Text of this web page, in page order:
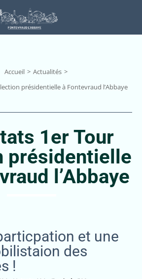
Accueil
Actualités
présidentielle à Fontevraud l’Abbaye
1er Tour
présidentielle
l’Abbaye
et une
des
!